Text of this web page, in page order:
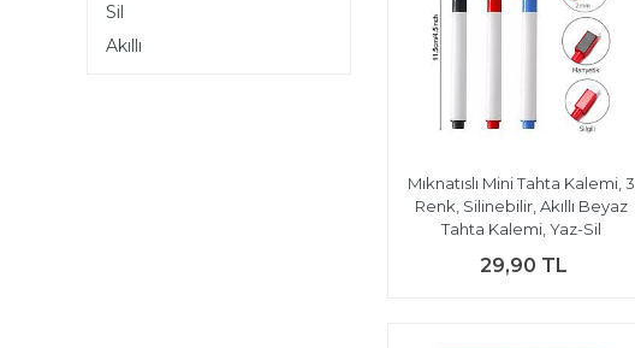
Sil
Akıllı
Mıknatıslı Mini Tahta Kalemi, 3
Renk, Silinebilir, Akıllı Beyaz
Tahta Kalemi, Yaz-Sil
29,90 TL